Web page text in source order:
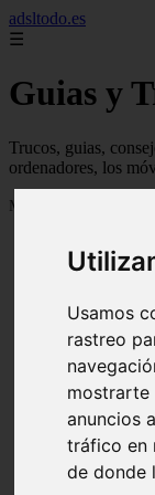
Usamos
rastreo
mostrarte
anuncios
tráfico en
de donde
adsltodo.es
☰
Guias y
Trucos, guias,
ordenadores, los
Mostrando 1 - 24 de
Newskill